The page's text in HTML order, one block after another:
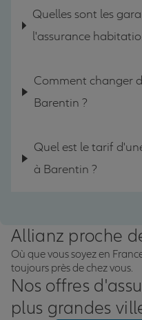
Quelles sont les
l'assurance
Comment changer
Barentin ?
Quel est le tarif
à Barentin ?
Allianz proche
Où que vous soyez en
toujours près de chez vous.
Nos offres
plus grandes